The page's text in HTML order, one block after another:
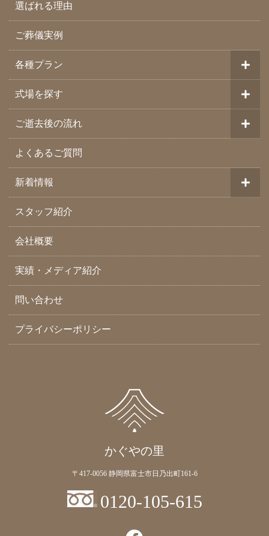
選ばれる理由
ご葬儀実例
各種プラン
式場を探す
ご逝去後の流れ
よくあるご質問
新着情報
スタッフ紹介
会社概要
実績・メディア紹介
問い合わせ
プライバシーポリシー
かぐやの里
〒417-0056 静岡県富士市日乃出町161-6
0120-105-615